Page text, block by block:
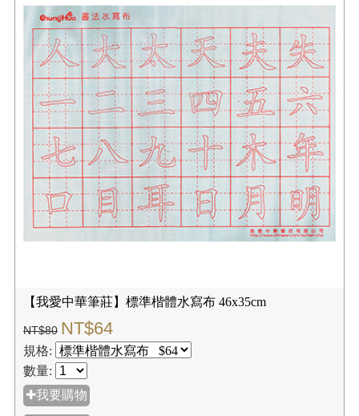
【我愛中華筆莊】標準楷體水寫布 46x35cm
NT$80 NT$64
規格:
數量:
✚我要購物